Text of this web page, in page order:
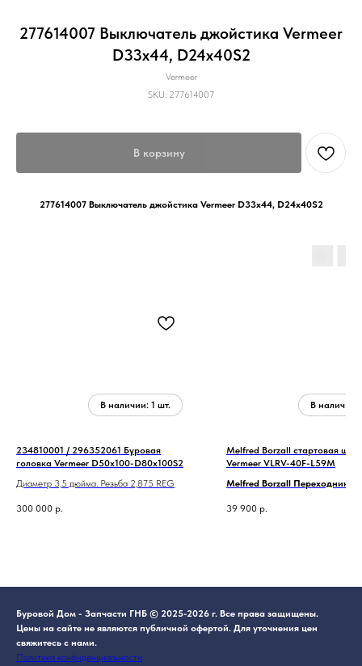
277614007 Выключатель джойстика Vermeer
D33x44, D24x40S2
Vermeer
SKU: 277614007
В корзину
277614007 Выключатель джойстика Vermeer D33x44, D24x40S2
234810001 / 296352061 Буровая
головка Vermeer D50x100-D80x100S2
Диаметр 3,5 дюйма. Резьба 2,875 REG
300 000 р.
Melfred Borzall стартовая
Vermeer VLRV-40F-L59M
Melfred Borzall Переходник с
мама 2,375 FS1
39 900 р.
Буровой Дом - Запчасти ГНБ © 2025-2026 г. Все права защищены.
Цены на сайте не являются публичной офертой. Для уточнения цен
свяжитесь с нами.
Политика конфиденциальности